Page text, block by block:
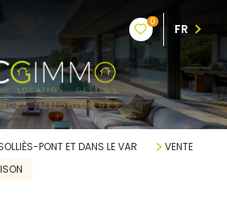
0
FR
PONT ET DANS LE VAR
VENTE